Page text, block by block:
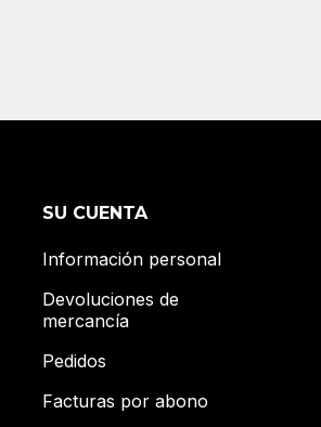
SU CUENTA
Información personal
Devoluciones de
mercancía
Pedidos
Facturas por abono